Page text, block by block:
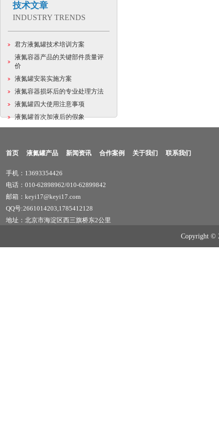
技术文章
INDUSTRY TRENDS
君方液氮罐技术培训方案
液氮容器产品的关键部件质量评
价
液氮罐安装实施方案
液氮容器损坏后的专业处理方法
液氮罐四大使用注意事项
液氮罐首次加液后的假象
首页 液氮罐产品 新闻资讯 合作案例 关于我们 联系我们
手机：13693354426
电话：010-62898962/010-62899842
邮箱：keyi17@keyi17.com
QQ号:2661014203,1785412128
地址：北京市海淀区西三旗桥东2公里
Copyright ©